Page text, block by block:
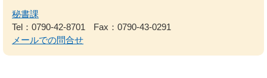
秘書課
Tel：0790-42-8701
Fax：0790-43-0291
メールでの問合せ